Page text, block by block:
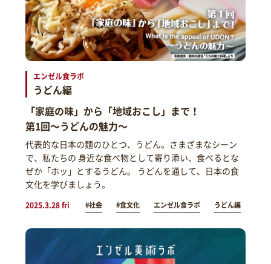
エンゼル食ラボ
うどん編
「家庭の味」から「地域おこし」まで！
第1回～うどんの魅力～
代表的な日本の麺のひとつ、うどん。さまざまなシーン
で、私たちの 身近な食べ物として寄り添い、食べるとな
ぜか「ホッ」とするうどん。 うどんを通して、日本の食
文化を学びましょう。
2025.3.28 fri #社会 #食文化 エンゼル食ラボ うどん編